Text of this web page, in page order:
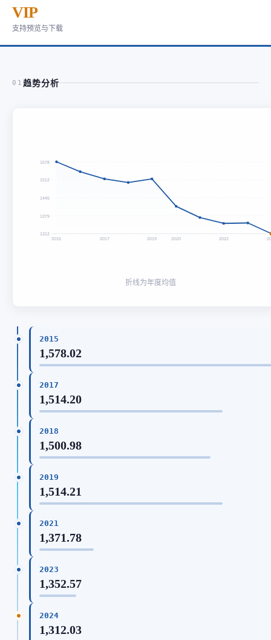
VIP
支持预览与下载
01 趋势分析
1578
1512
1445
1379
1312
2015 2017 2019 2020 2022
折线为年度均值
2015
1,578.02
2017
1,514.20
2018
1,500.98
2019
1,514.21
2021
1,371.78
2023
1,352.57
2024
1,312.03